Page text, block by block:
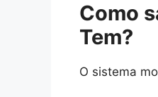
Como
Tem?
O sistema